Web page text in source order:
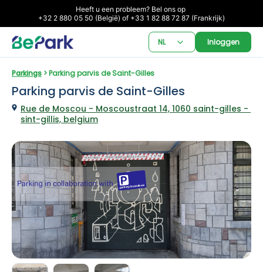
Heeft u een probleem? Bel ons op
+32 2 880 05 50 (België) of +33 1 82 88 72 87 (Frankrijk)
NL Inloggen
Parkings > Parking parvis de Saint-Gilles
Parking parvis de Saint-Gilles
Rue de Moscou - Moscoustraat 14, 1060 saint-gilles -
sint-gillis, belgium